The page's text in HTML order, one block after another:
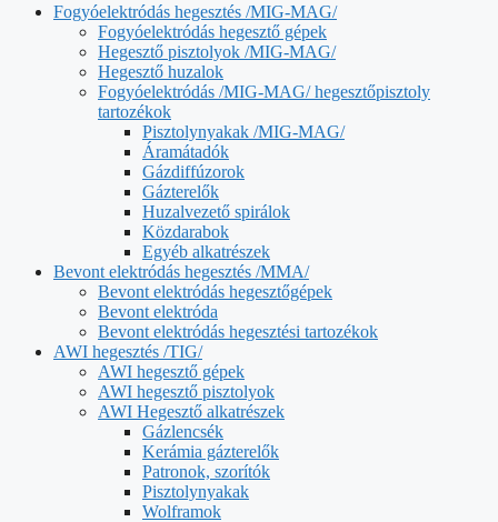
Fogyóelektródás hegesztés /MIG-MAG/
Fogyóelektródás hegesztő gépek
Hegesztő pisztolyok /MIG-MAG/
Hegesztő huzalok
Fogyóelektródás /MIG-MAG/ hegesztőpisztoly
tartozékok
Pisztolynyakak /MIG-MAG/
Áramátadók
Gázdiffúzorok
Gázterelők
Huzalvezető spirálok
Közdarabok
Egyéb alkatrészek
Bevont elektródás hegesztés /MMA/
Bevont elektródás hegesztőgépek
Bevont elektróda
Bevont elektródás hegesztési tartozékok
AWI hegesztés /TIG/
AWI hegesztő gépek
AWI hegesztő pisztolyok
AWI Hegesztő alkatrészek
Gázlencsék
Kerámia gázterelők
Patronok, szorítók
Pisztolynyakak
Wolframok